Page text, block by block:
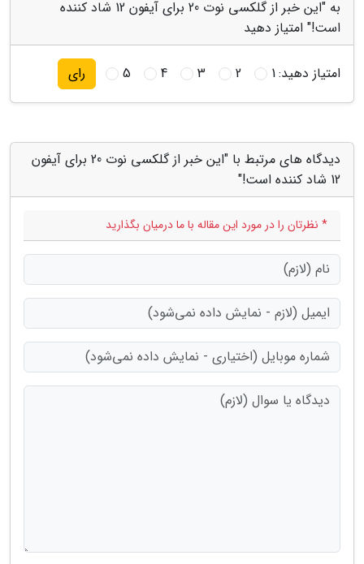
به "این خبر از گلکسی نوت 20 برای آیفون 12 شاد کننده
است!" امتیاز دهید
امتیاز دهید:1
2
3
4
5 رای
دیدگاه های مرتبط با "این خبر از گلکسی نوت 20 برای آیفون
12 شاد کننده است!"
* نظرتان را در مورد این مقاله با ما درمیان بگذارید